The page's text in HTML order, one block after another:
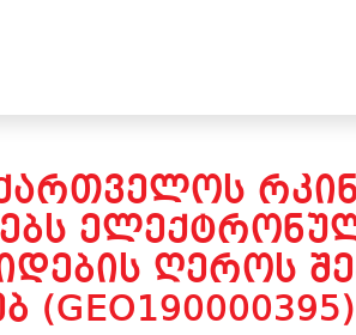
ᲦᲔᲠᲝᲡ
(GEO190000395)